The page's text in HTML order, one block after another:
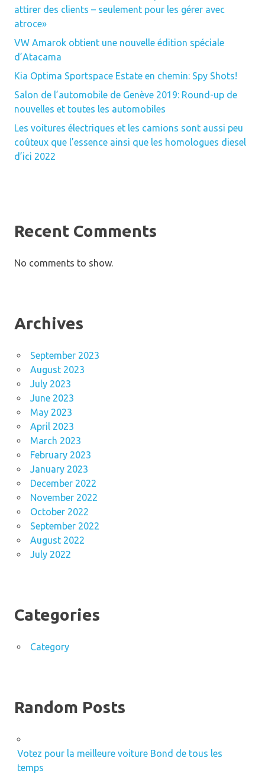
attirer des clients – seulement pour les gérer avec
atroce»
VW Amarok obtient une nouvelle édition spéciale
d’Atacama
Kia Optima Sportspace Estate en chemin: Spy Shots!
Salon de l’automobile de Genève 2019: Round-up de
nouvelles et toutes les automobiles
Les voitures électriques et les camions sont aussi peu
coûteux que l’essence ainsi que les homologues diesel
d’ici 2022
Recent Comments
No comments to show.
Archives
September 2023
August 2023
July 2023
June 2023
May 2023
April 2023
March 2023
February 2023
January 2023
December 2022
November 2022
October 2022
September 2022
August 2022
July 2022
Categories
Category
Random Posts
Votez pour la meilleure voiture Bond de tous les
temps